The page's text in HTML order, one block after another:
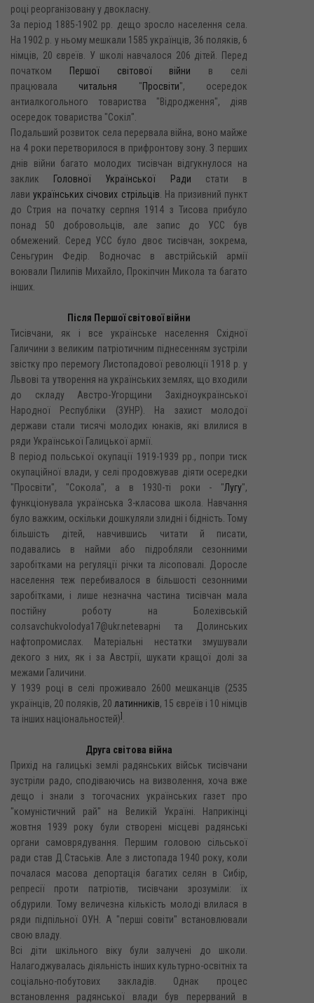
році реорганізовану у двокласну.
За період 1885-1902 pp. дещо зросло населення села.
На 1902 р. у ньому мешкали 1585 українців, 36 поляків, 6
німців, 20 євреїв. У школі навчалося 206 дітей. Перед
початком
Першої світової війни в селі
працювала читальня "Просвіти", осередок
антиалкогольного товариства "Відродження", діяв
осередок товариства "Сокіл".
Подальший розвиток села перервала війна, воно майже
на 4 роки перетворилося в прифронтову зону. З перших
днів війни багато молодих тисівчан відгукнулося на
заклик
Головної Української Ради стати в
лавиукраїнських січових стрільців . На призивний пункт
до Стрия на початку серпня 1914 з Тисова прибуло
понад 50 добровольців, але запис до УСС був
обмежений. Серед УСС було двоє тисівчан, зокрема,
Сеньгурин Федір. Водночас в австрійській армії
воювали Пилипів Михайло, Прокіпчин Микола та багато
інших.
Після Першої світової війни
Тисівчани, як і все українське населення Східної
Галичини з великим патріотичним піднесенням зустріли
звістку про перемогу Листопадової революції 1918 p. y
Львові та утворення на українських землях, що входили
до складу Австро-Угорщини Західноукраїнської
Народної Республіки (ЗУНР). На захист молодої
держави стали тисячі молодих юнаків, які влилися в
ряди Української Галицької армії.
В період польської окупації 1919-1939 pp., попри тиск
окупаційної влади, у селі продовжував діяти осередки
"Просвіти", "Сокола", а в 1930-ті роки - "Лугу",
функціонувала українська 3-класова школа. Навчання
було важким, оскільки дошкуляли злидні і бідність. Тому
більшість дітей, навчившись читати й писати,
подавались в найми або підробляли сезонними
заробітками на регуляції річки та лісоповалі. Доросле
населення теж перебивалося в більшості сезонними
заробітками, і лише незначна частина тисівчан мала
постійну роботу на Болехівській
солsavchukvolodya17@ukr.netеварні та Долинських
нафтопромислах. Матеріальні нестатки змушували
декого з них, як і за Австрії, шукати кращої долі за
межами Галичини.
У 1939 році в селі проживало 2600 мешканців (2535
українців, 20 поляків, 20 латинників, 15 євреїв і 10 німців
та інших національностей)
Друга світова війна
Прихід на галицькі землі радянських військ тисівчани
зустріли радо, сподіваючись на визволення, хоча вже
дещо і знали з тогочасних українських газет про
"комуністичний рай" на Великій Україні. Наприкінці
жовтня 1939 року були створені місцеві радянські
органи самоврядування. Першим головою сільської
ради став Д.Стаськів. Але з листопада 1940 року, коли
почалася масова депортація багатих селян в Сибір,
репресії проти патріотів, тисівчани зрозуміли: їх
обдурили. Тому величезна кількість молоді влилася в
ряди підпільної ОУН. А "перші совіти" встановлювали
свою владу.
Всі діти шкільного віку були залучені до школи.
Налагоджувалась діяльність інших культурно-освітніх та
соціально-побутових закладів. Однак процес
встановлення радянської влади був перерваний в